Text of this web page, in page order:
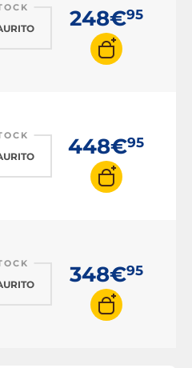
248€95
448€95
348€95